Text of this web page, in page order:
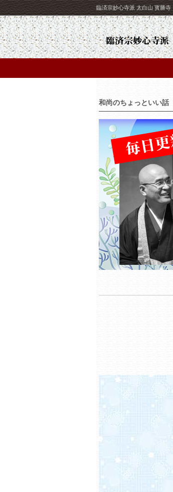
臨済宗妙心寺派 太白山 寳勝寺
和尚のちょっといい話